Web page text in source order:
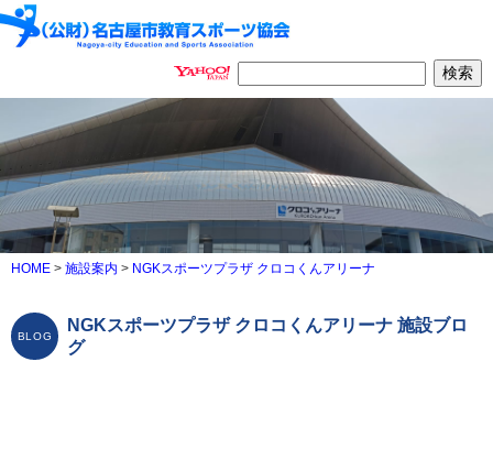
HOME > 施設案内 > NGKスポーツプラザ クロコくんアリーナ
NGKスポーツプラザ クロコくんアリーナ 施設ブロ
グ